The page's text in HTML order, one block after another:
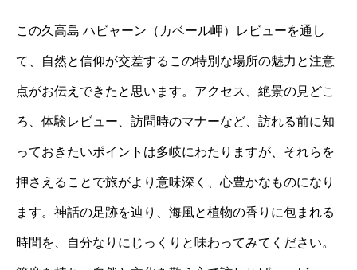
この久高島 ハビャーン（カベール岬）レビューを通し
て、自然と信仰が交差するこの特別な場所の魅力と注意
点がお伝えできたと思います。アクセス、絶景の見どこ
ろ、体験レビュー、訪問時のマナーなど、訪れる前に知
っておきたいポイントは多岐にわたりますが、それらを
押さえることで旅がより意味深く、心豊かなものになり
ます。神話の足跡を辿り、海風と植物の香りに包まれる
時間を、自分なりにじっくりと味わってみてください。